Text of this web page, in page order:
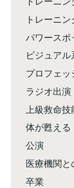
トレーニ
パワースポ
ビジュア
プロフェ
ラジオ出演
上級救命
体が甦え
公演
医療機関と
卒業